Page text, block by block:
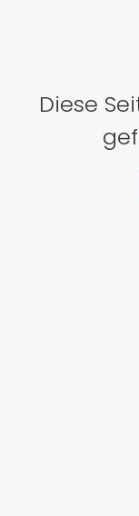
Diese